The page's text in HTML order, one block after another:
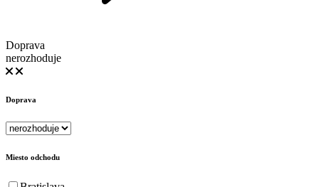
Doprava
nerozhoduje
Doprava
Miesto odchodu